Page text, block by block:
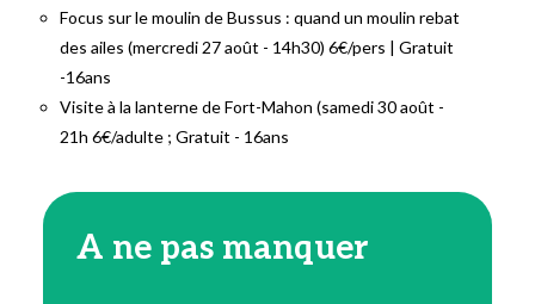
Focus sur le moulin de Bussus : quand un moulin rebat
des ailes (mercredi 27 août - 14h30) 6€/pers | Gratuit
-16ans
Visite à la lanterne de Fort-Mahon (samedi 30 août -
21h 6€/adulte ; Gratuit - 16ans
A ne pas manquer